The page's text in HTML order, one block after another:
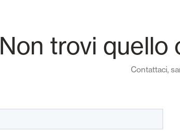
Non trovi quello
Contattaci,